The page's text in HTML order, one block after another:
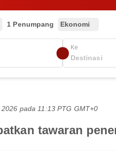
1 Penumpang Ekonomi
Ke
pada 11:13 PTG GMT+0
tawaran